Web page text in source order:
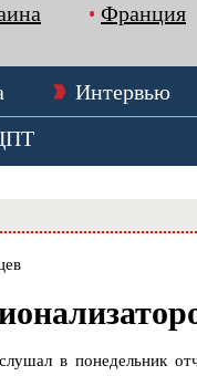
Франция
Интервью
в понедельник